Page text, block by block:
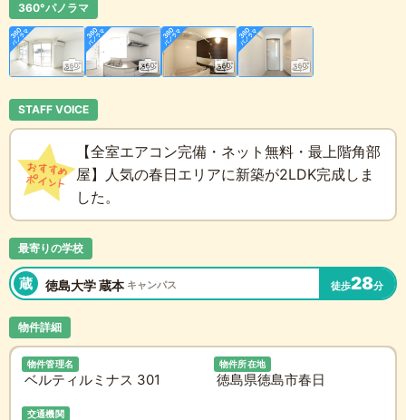
360°パノラマ
STAFF VOICE
【全室エアコン完備・ネット無料・最上階角部
屋】人気の春日エリアに新築が2LDK完成しま
した。
最寄りの学校
蔵 徳島大学 蔵本 キャンパス 徒歩28分
物件詳細
物件管理名
ベルティルミナス 301
物件所在地
徳島県徳島市春日
交通機関